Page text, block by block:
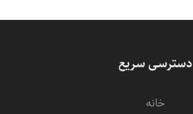
دسترسی سریع
خانه